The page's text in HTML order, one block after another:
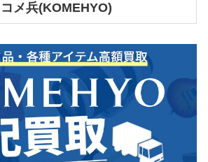
コメ兵(KOMEHYO)